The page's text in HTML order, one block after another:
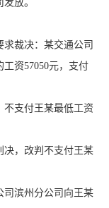
放。
裁决：某交通公司
工资57050元，支付
不支付王某最低工资
决，改判不支付王某
司滨州分公司向王某